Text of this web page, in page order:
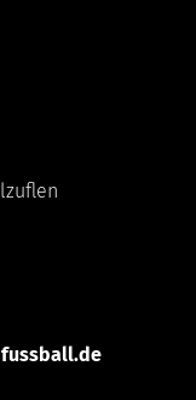
fussball.de